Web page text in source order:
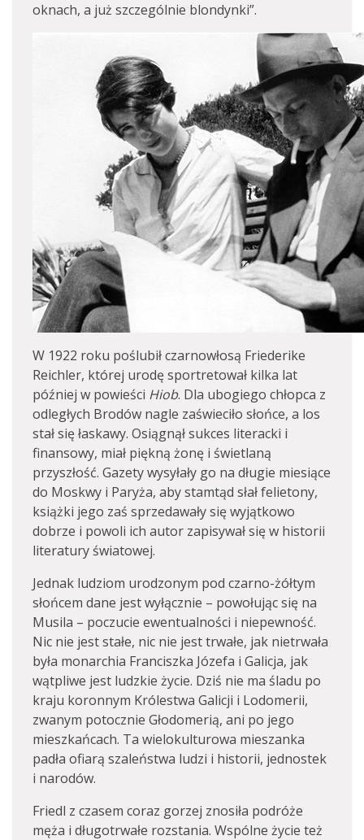
oknach, a już szczególnie blondynki”.
W 1922 roku poślubił czarnowłosą Friederike
Reichler, której urodę sportretował kilka lat
później w powieści Hiob. Dla ubogiego chłopca z
odległych Brodów nagle zaświeciło słońce, a los
stał się łaskawy. Osiągnął sukces literacki i
finansowy, miał piękną żonę i świetlaną
przyszłość. Gazety wysyłały go na długie miesiące
do Moskwy i Paryża, aby stamtąd słał felietony,
książki jego zaś sprzedawały się wyjątkowo
dobrze i powoli ich autor zapisywał się w historii
literatury światowej.
Jednak ludziom urodzonym pod czarno-żółtym
słońcem dane jest wyłącznie – powołując się na
Musila – poczucie ewentualności i niepewność.
Nic nie jest stałe, nic nie jest trwałe, jak nietrwała
była monarchia Franciszka Józefa i Galicja, jak
wątpliwe jest ludzkie życie. Dziś nie ma śladu po
kraju koronnym Królestwa Galicji i Lodomerii,
zwanym potocznie Głodomerią, ani po jego
mieszkańcach. Ta wielokulturowa mieszanka
padła ofiarą szaleństwa ludzi i historii, jednostek
i narodów.
Friedl z czasem coraz gorzej znosiła podróże
męża i długotrwałe rozstania. Wspólne życie też